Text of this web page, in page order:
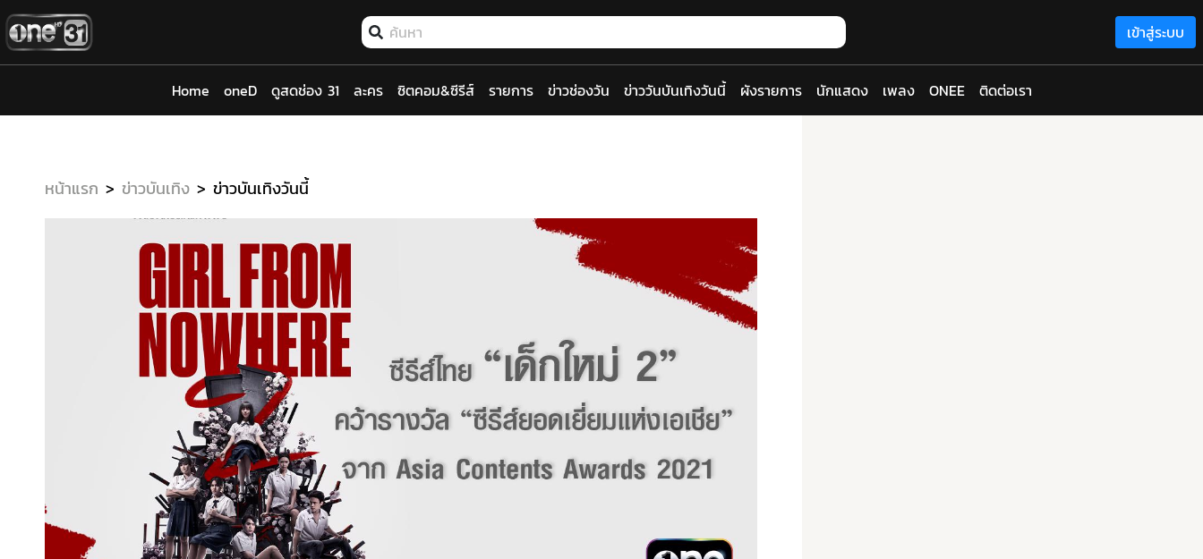
เข้าสู่ระบบ
Home oneD ดูสดช่อง 31 ละคร ซิตคอม&ซีรีส์ รายการ ข่าวช่องวัน ข่าววันบันเทิงวันนี้ ผังรายการ นักแสดง เพลง ONEE ติดต่อเรา
หน้าแรก ข่าวบันเทิง ข่าวบันเทิงวันนี้